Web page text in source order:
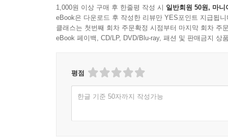
1,000원 이상 구매 후 한줄평 작성 시 일반회원 50원, 마니
eBook은 다운로드 후 작성한 리뷰만 YES포인트 지급됩니
클래스는 첫번째 회차 주문확정 시점부터 마지막 회차 주
eBook 페이백, CD/LP, DVD/Blu-ray, 패션 및 판매금지 상
평점
한글 기준 50자까지 작성가능